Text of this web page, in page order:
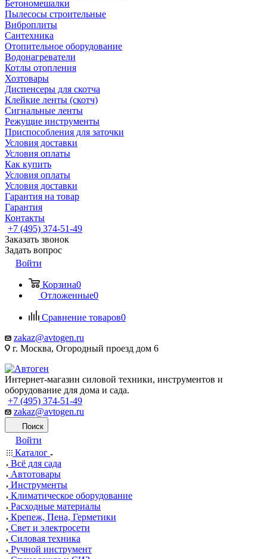
Бетономешалки
Пылесосы строительные
Виброплиты
Сантехника
Отопительное оборудование
Водонагреватели
Котлы отопления
Хозтовары
Диспенсеры для скотча
Клейкие ленты (скотч)
Сигнальные ленты
Режущие инструменты
Приспособления для заточки
Условия доставки
Условия оплаты
Как купить
Условия оплаты
Условия доставки
Гарантия на товар
Гарантия
Контакты
+7 (495) 374-51-49
Заказать звонок
Задать вопрос
Войти
Корзина0
Отложенные0
Сравнение товаров0
zakaz@avtogen.ru
г. Москва, Огородный проезд дом 6
Интернет-магазин силовой техники, инструментов и
оборудование для дома и сада.
+7 (495) 374-51-49
zakaz@avtogen.ru
Поиск
Войти
Каталог
Всё для сада
Автотовары
Инструменты
Климатическое оборудование
Расходные материалы
Крепеж, Пена, Герметики
Свет и электросети
Силовая техника
Ручной инструмент